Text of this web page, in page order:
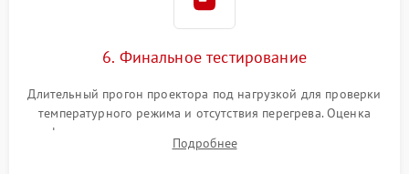
6. Финальное тестирование
Длительный прогон проектора под нагрузкой для проверки
температурного режима и отсутствия перегрева. Оценка
фокуса, контрастности и цветопередачи на тестовых
таблицах. Проверка работы всех видеовходов и кнопок
Подробнее